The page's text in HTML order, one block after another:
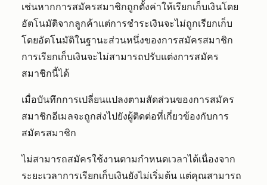
เช่นหากการสมัครสมาชิกถูกตั้งค่าให้เรียกเก็บเงินโดย
อัตโนมัติจากลูกค้าแต่การชำระเงินจะไม่ถูกเรียกเก็บ
โดยอัตโนมัติในฐานะส่วนหนึ่งของการสมัครสมาชิก
การเรียกเก็บเงินจะไม่สามารถปรับแต่งการสมัคร
สมาชิกนี้ได้
เมื่อบันทึกการเปลี่ยนแปลงตามสัดส่วนของการสมัคร
สมาชิกอีเมลจะถูกส่งไปยังผู้ติดต่อที่เกี่ยวข้องกับการ
สมัครสมาชิก
ไม่สามารถสมัครใช้งานตามกำหนดเวลาได้เนื่องจาก
ระยะเวลาการเรียกเก็บเงินยังไม่เริ่มต้น แต่คุณสามารถ